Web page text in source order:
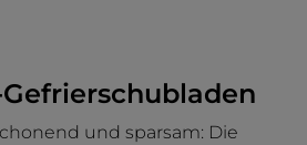
Gefrierschubladen
und sparsam: Die